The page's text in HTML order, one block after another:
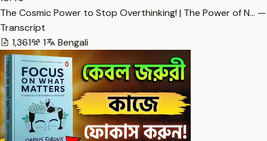
The Cosmic Power to Stop Overthinking! | The Power of N… —
Transcript
1,361
1 Bengali